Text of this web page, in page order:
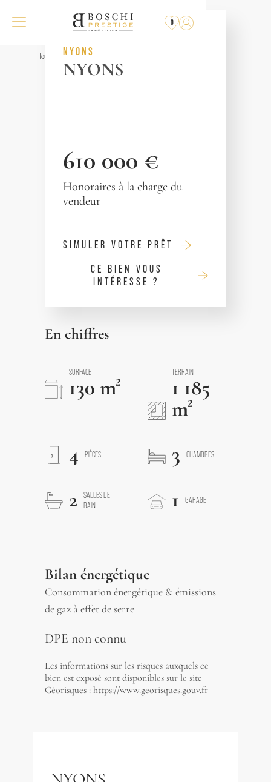
0
Tous les biensNYONS
NYONS
610 000 €
Honoraires à la charge du
vendeur
SIMULER VOTRE PRÊT
CE BIEN VOUS
INTÉRESSE ?
En chiffres
SURFACE
130 m²
TERRAIN
1 185
m²
4
PIÈCES 3 CHAMBRES
2
SALLES DE
BAIN
1 GARAGE
Bilan énergétique
Consommation énergétique & émissions
de gaz à effet de serre
DPE non connu
Les informations sur les risques auxquels ce
bien est exposé sont disponibles sur le site
Géorisques : https://www.georisques.gouv.fr